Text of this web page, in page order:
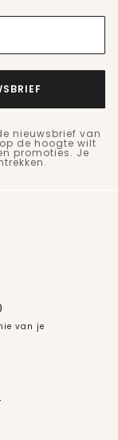
nieuwsbrief van
de hoogte wilt
promoties. Je
van je